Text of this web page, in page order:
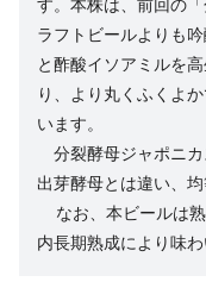
す。本株は、前回の
ラフトビールよりも
と酢酸イソアミルを
り、より丸くふくよ
います。
分裂酵母ジャポニカ
出芽酵母とは違い、
なお、本ビールは
内長期熟成により味